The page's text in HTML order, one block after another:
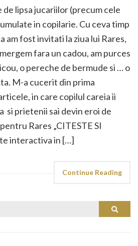
lipsa jucariilor (precum cele
in copilarie. Cu ceva timp
am fost invitati la ziua lui Rares,
fara un cadou, am purces
o pereche de bermude si … o
M-a cucerit din prima
in care copilul careia ii
si prietenii sai devin eroi de
Rares „CITESTE SI
interactiva in […]
Continue Reading
Search